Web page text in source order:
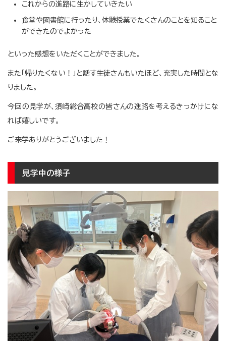
これからの進路に生かしていきたい
食堂や図書館に行ったり、体験授業でたくさんのことを知ること
ができたのでよかった
といった感想をいただくことができました。
また「帰りたくない！」と話す生徒さんもいたほど、充実した時間とな
りました。
今回の見学が、須崎総合高校の皆さんの進路を考えるきっかけにな
れば嬉しいです。
ご来学ありがとうございました！
見学中の様子